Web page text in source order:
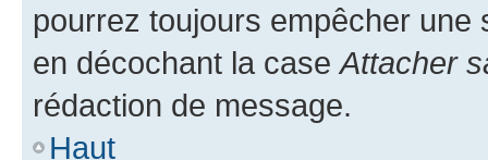
pourrez toujours empêcher une
en décochant la case Attacher
rédaction de message.
Haut